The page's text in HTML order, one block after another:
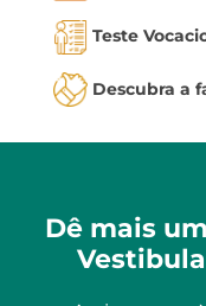
Teste
Descubra a
Dê mais